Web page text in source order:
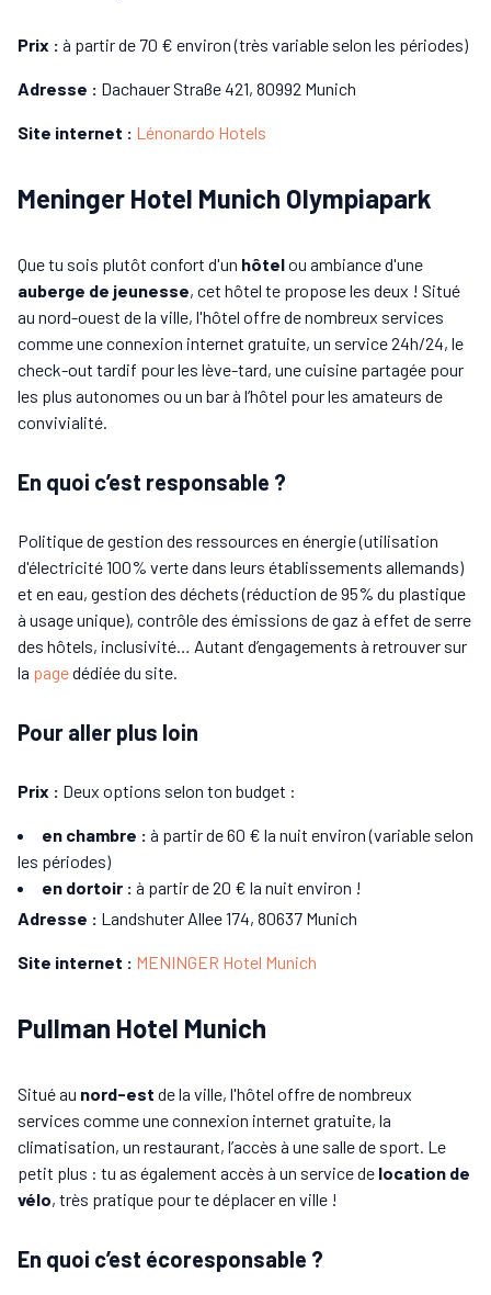
Prix : à partir de 70 € environ (très variable selon les périodes)
Adresse : Dachauer Straße 421, 80992 Munich
Site internet : Lénonardo Hotels
Meninger Hotel Munich Olympiapark
Que tu sois plutôt confort d'un hôtelou ambiance d'une
auberge de jeunesse, cet hôtel te propose les deux ! Situé
au nord-ouest de la ville, l'hôtel offre de nombreux services
comme une connexion internet gratuite, un service 24h/24, le
check-out tardif pour les lève-tard, une cuisine partagée pour
les plus autonomes ou un bar à l’hôtel pour les amateurs de
convivialité.
En quoi c’est responsable ?
Politique de gestion des ressources en énergie (utilisation
d'électricité 100% verte dans leurs établissements allemands)
et en eau, gestion des déchets (réduction de 95% du plastique
à usage unique), contrôle des émissions de gaz à effet de serre
des hôtels, inclusivité… Autant d’engagements à retrouver sur
la pagedédiée du site.
Pour aller plus loin
Prix : Deux options selon ton budget :
en chambre : à partir de 60 € la nuit environ (variable selon
les périodes)
en dortoir : à partir de 20 € la nuit environ !
Adresse : Landshuter Allee 174, 80637 Munich
Site internet : MENINGER Hotel Munich
Pullman Hotel Munich
Situé au nord-est de la ville, l'hôtel offre de nombreux
services comme une connexion internet gratuite, la
climatisation, un restaurant, l’accès à une salle de sport. Le
petit plus : tu as également accès à un service de location de
vélo, très pratique pour te déplacer en ville !
En quoi c’est écoresponsable ?